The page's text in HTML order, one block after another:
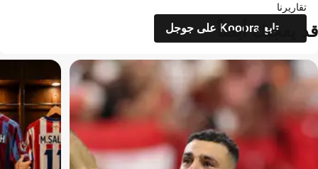
تقاريرنا
تابع Kooora على جوجل
قد يعجبك أيضاً